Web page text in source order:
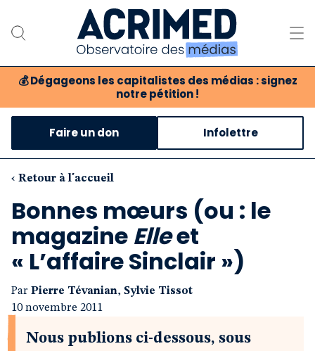
💰 Dégageons les capitalistes des médias : signez
notre pétition !
Notre association
Notre critique des médias
Nos propositions
Notre revue
Boutique
Faire un don Infolettre
‹ Retour à l'accueil
Bonnes mœurs (ou : le
magazine Elleet
« L’affaire Sinclair »)
Par Pierre Tévanian, Sylvie Tissot
10 novembre 2011
Nous publions ci-dessous, sous